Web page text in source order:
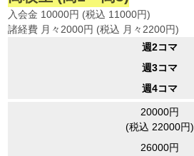
入会金 10000円 (税込 11000円)
諸経費 月々2000円 (税込 月々2200円)
週2コマ
週3コマ
週4コマ
20000円
(税込 22000円)
26000円